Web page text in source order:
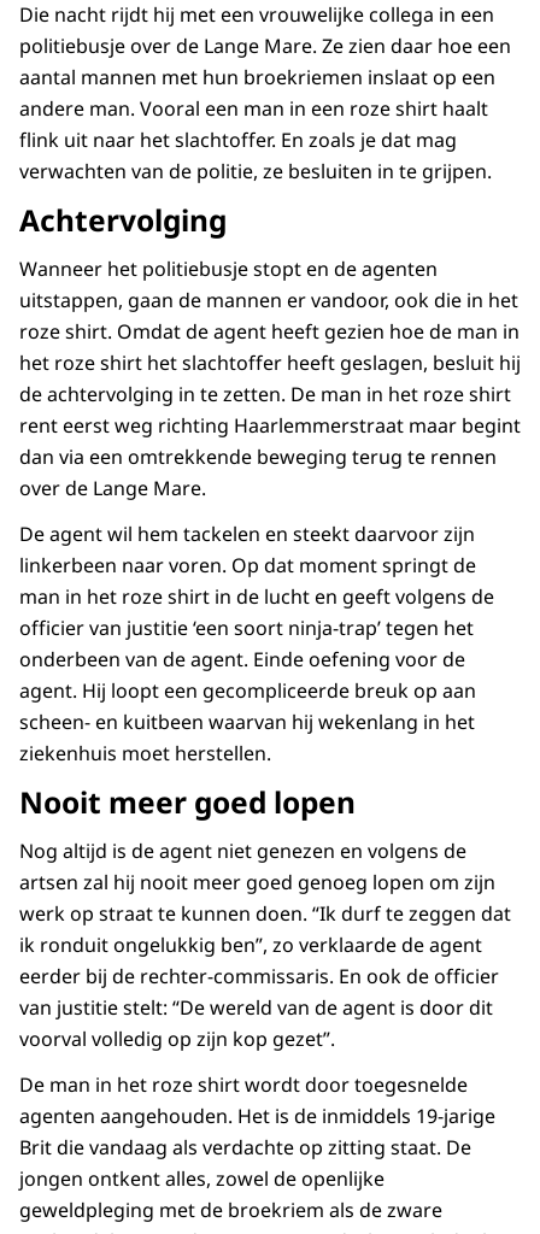
Die nacht rijdt hij met een vrouwelijke collega in een
politiebusje over de Lange Mare. Ze zien daar hoe een
aantal mannen met hun broekriemen inslaat op een
andere man. Vooral een man in een roze shirt haalt
flink uit naar het slachtoffer. En zoals je dat mag
verwachten van de politie, ze besluiten in te grijpen.
Achtervolging
Wanneer het politiebusje stopt en de agenten
uitstappen, gaan de mannen er vandoor, ook die in het
roze shirt. Omdat de agent heeft gezien hoe de man in
het roze shirt het slachtoffer heeft geslagen, besluit hij
de achtervolging in te zetten. De man in het roze shirt
rent eerst weg richting Haarlemmerstraat maar begint
dan via een omtrekkende beweging terug te rennen
over de Lange Mare.
De agent wil hem tackelen en steekt daarvoor zijn
linkerbeen naar voren. Op dat moment springt de
man in het roze shirt in de lucht en geeft volgens de
officier van justitie ‘een soort ninja-trap’ tegen het
onderbeen van de agent. Einde oefening voor de
agent. Hij loopt een gecompliceerde breuk op aan
scheen- en kuitbeen waarvan hij wekenlang in het
ziekenhuis moet herstellen.
Nooit meer goed lopen
Nog altijd is de agent niet genezen en volgens de
artsen zal hij nooit meer goed genoeg lopen om zijn
werk op straat te kunnen doen. “Ik durf te zeggen dat
ik ronduit ongelukkig ben”, zo verklaarde de agent
eerder bij de rechter-commissaris. En ook de officier
van justitie stelt: “De wereld van de agent is door dit
voorval volledig op zijn kop gezet”.
De man in het roze shirt wordt door toegesnelde
agenten aangehouden. Het is de inmiddels 19-jarige
Brit die vandaag als verdachte op zitting staat. De
jongen ontkent alles, zowel de openlijke
geweldpleging met de broekriem als de zware